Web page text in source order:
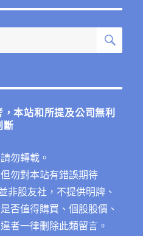
搜
本站和所提及公司無利
斷
勿轉載。
勿對本站有錯誤期待
非股友社，不提供明牌、
否值得購買、個股股價、
者一律刪除此類留言。